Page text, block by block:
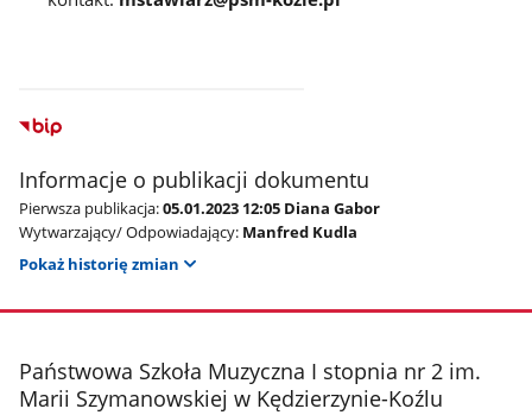
Informacje o publikacji dokumentu
Pierwsza publikacja:05.01.2023 12:05 Diana Gabor
Wytwarzający/ Odpowiadający: Manfred Kudla
Pokaż historię zmian
stopka
Państwowa Szkoła Muzyczna I stopnia nr 2 im.
Marii Szymanowskiej w Kędzierzynie-Koźlu